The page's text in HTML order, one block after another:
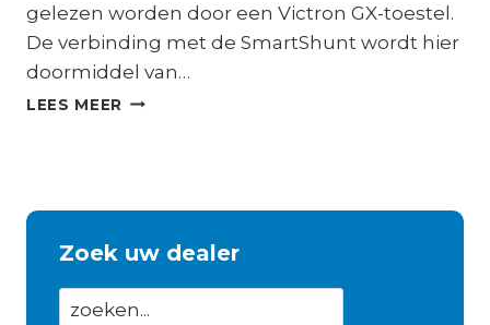
gelezen worden door een Victron GX-toestel.
De verbinding met de SmartShunt wordt hier
doormiddel van…
LEES MEER DE
Zoek uw dealer